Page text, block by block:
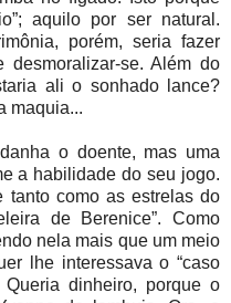
aquilo por ser natural.
porém, seria fazer
se. Além do
ali o sonhado lance?
maquia...
o doente, mas uma
a habilidade do seu jogo.
tanto como as estrelas do
de Berenice”. Como
nela mais que um meio
lhe interessava o “caso
dinheiro, porque o